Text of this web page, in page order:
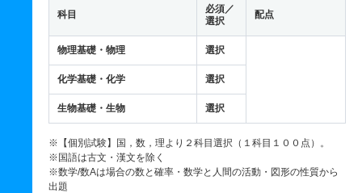
科目
必須／
選択
配点
物理基礎・物理 選択
化学基礎・化学 選択
生物基礎・生物 選択
※【個別試験】国，数，理より２科目選択（１科目１００点）。
※国語は古文・漢文を除く
※数学/数Aは場合の数と確率・数学と人間の活動・図形の性質から
出題